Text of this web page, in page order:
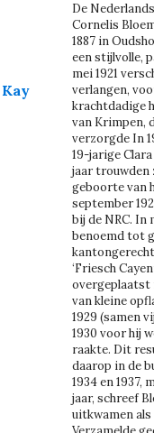
De
Cornelis
1887 in
een stijlvolle,
mei 1921
verlangen,
krachtdadige
van Krimpen,
verzorgde In
19-jarige
jaar trouwden
geboorte van
september
bij de NRC. In
benoemd tot
‘Friesch
overgeplaatst
van kleine
1929 (samen
1930 voor hij
raakte. Dit
daarop in de
1934 en 1937,
jaar, schreef
uitkwamen